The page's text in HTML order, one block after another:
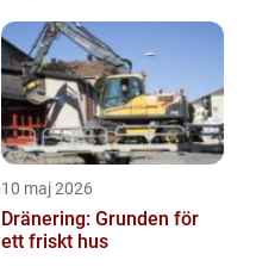
10 maj 2026
Dränering: Grunden för
ett friskt hus